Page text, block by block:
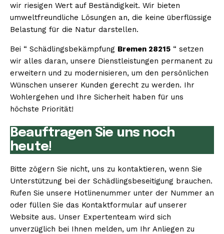
wir riesigen Wert auf Beständigkeit. Wir bieten
umweltfreundliche Lösungen an, die keine überflüssige
Belastung für die Natur darstellen.
Bei “ Schädlingsbekämpfung Bremen 28215 “ setzen
wir alles daran, unsere Dienstleistungen permanent zu
erweitern und zu modernisieren, um den persönlichen
Wünschen unserer Kunden gerecht zu werden. Ihr
Wohlergehen und Ihre Sicherheit haben für uns
höchste Priorität!
Beauftragen Sie uns noch
heute!
Bitte zögern Sie nicht, uns zu kontaktieren, wenn Sie
Unterstützung bei der Schädlingsbeseitigung brauchen.
Rufen Sie unsere Hotlinenummer unter der Nummer an
oder füllen Sie das Kontaktformular auf unserer
Website aus. Unser Expertenteam wird sich
unverzüglich bei Ihnen melden, um Ihr Anliegen zu